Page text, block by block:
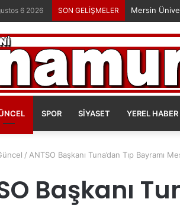
6 2026 SON GELİŞMELER
SPOR SIYASET YEREL HABER
/ ANTSO Başkanı Tuna’dan Tıp Bayramı
Başkanı